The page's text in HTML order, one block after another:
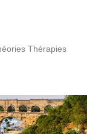
Thérapies